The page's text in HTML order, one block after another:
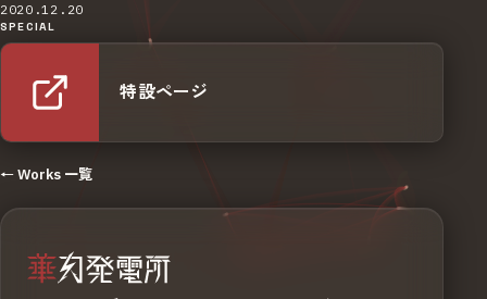
2020.12.20
SPECIAL
特設ページ
← Works 一覧